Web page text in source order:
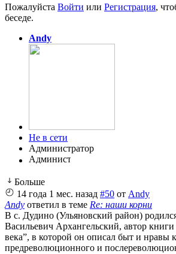
Пожалуйста Войти или Регистрация,
беседе.
Andy
Не в сети
Администратор
Больше
14 года 1 мес. назад #50 от Andy
Andy ответил в теме Re: наши корни
В с. Дудино (Ульяновский район)
Васильевич Архангельский, автор
века”, в которой он описал быт и нравы
предреволюционного и